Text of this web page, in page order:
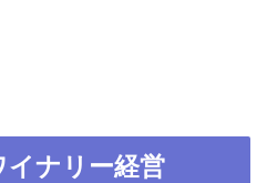
イナリー経営